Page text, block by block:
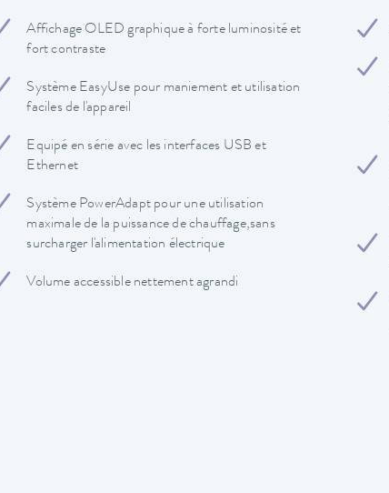
Affichage OLED graphique à forte luminosité et
fort contraste
Système EasyUse pour maniement et utilisation
faciles de l'appareil
Equipé en série avec les interfaces USB et
Ethernet
Système PowerAdapt pour une utilisation
maximale de la puissance de chauffage,sans
surcharger l'alimentation électrique
Volume accessible nettement agrandi